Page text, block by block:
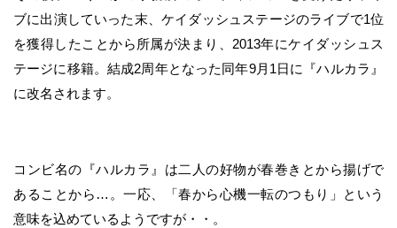
ブに出演していった末、ケイダッシュステージのライブで1位
を獲得したことから所属が決まり、2013年にケイダッシュス
テージに移籍。結成2周年となった同年9月1日に『ハルカラ』
に改名されます。
コンビ名の『ハルカラ』は二人の好物が春巻きとから揚げで
あることから…。一応、「春から心機一転のつもり」という
意味を込めているようですが・・。